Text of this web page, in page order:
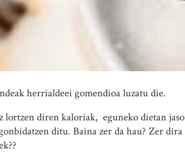
herrialdeei gomendioa luzatu die.
lortzen diren kaloriak, eguneko dietan
ditu. Baina zer da hau? Zer dira